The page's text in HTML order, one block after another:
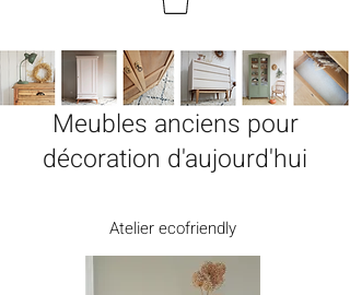
Meubles anciens pour
décoration d'aujourd'hui
Atelier ecofriendly